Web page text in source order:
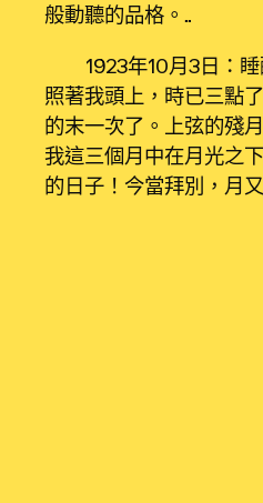
般動聽的品格。……
1923年10月3日：
照著我頭上，時已三點
的末一次了。上弦的殘
我這三個月中在月光之
的日子！今當拜別，月